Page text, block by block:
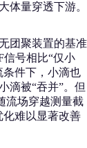
体量穿透下游。
团聚装置的基准
号相比“仅小
条件下，小滴也
滴被“吞并”。但
流场穿越测量截
化难以显著改善